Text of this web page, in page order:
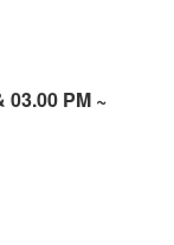
03.00 PM ~